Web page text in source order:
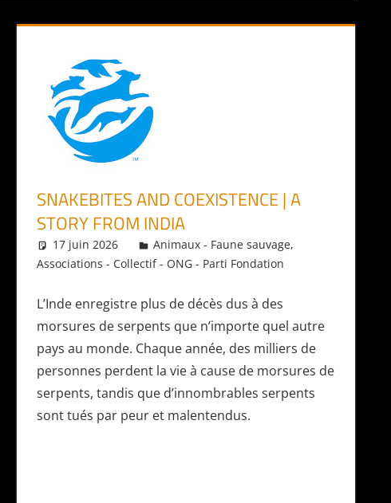
SNAKEBITES AND COEXISTENCE | A
STORY FROM INDIA
17 juin 2026 Daniel
Animaux - Faune sauvage,
Associations - Collectif - ONG - Parti Fondation
L’Inde enregistre plus de décès dus à des
morsures de serpents que n’importe quel autre
pays au monde. Chaque année, des milliers de
personnes perdent la vie à cause de morsures de
serpents, tandis que d’innombrables serpents
sont tués par peur et malentendus.